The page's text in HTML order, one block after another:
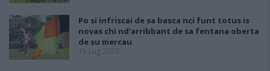
Po si infriscai de sa basca nci funt totus is
novas chi nd'arribbant de sa fentana oberta
de su mercau
15 Lug 2026